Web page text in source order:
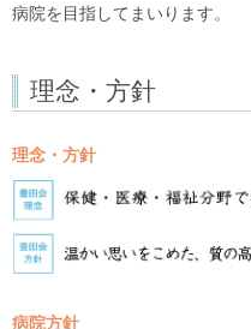
病院を目指してまいります。
理念・方針
理念・方針
病院方針